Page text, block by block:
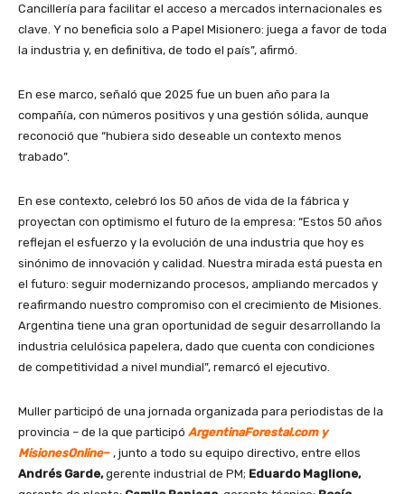
Cancillería para facilitar el acceso a mercados internacionales es
clave. Y no beneficia solo a Papel Misionero: juega a favor de toda
la industria y, en definitiva, de todo el país”, afirmó.
En ese marco, señaló que 2025 fue un buen año para la
compañía, con números positivos y una gestión sólida, aunque
reconoció que “hubiera sido deseable un contexto menos
trabado”.
En ese contexto, celebró los 50 años de vida de la fábrica y
proyectan con optimismo el futuro de la empresa: “Estos 50 años
reflejan el esfuerzo y la evolución de una industria que hoy es
sinónimo de innovación y calidad. Nuestra mirada está puesta en
el futuro: seguir modernizando procesos, ampliando mercados y
reafirmando nuestro compromiso con el crecimiento de Misiones.
Argentina tiene una gran oportunidad de seguir desarrollando la
industria celulósica papelera, dado que cuenta con condiciones
de competitividad a nivel mundial”, remarcó el ejecutivo.
Muller participó de una jornada organizada para periodistas de la
provincia – de la que participó ArgentinaForestal.com y
MisionesOnline– , junto a todo su equipo directivo, entre ellos
Andrés Garde,gerente industrial de PM; Eduardo Maglione,